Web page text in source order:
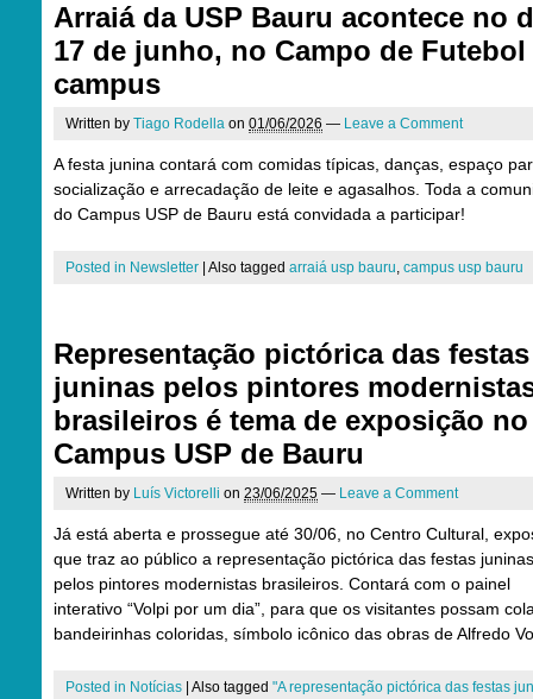
Arraiá da USP Bauru acontece no
17 de junho, no Campo de
campus
Written by Tiago Rodella on 01/06/2026 — Leave a Comment
A festa junina contará com comidas típicas, danças, espaço
socialização e arrecadação de leite e agasalhos. Toda a
do Campus USP de Bauru está convidada a participar!
Posted in Newsletter Also tagged arraiá usp bauru, campus usp bauru
Representação pictórica das festas
juninas pelos pintores
brasileiros é tema de exposição no
Campus USP de Bauru
Written by Luís Victorelli on 23/06/2025 — Leave a Comment
Já está aberta e prossegue até 30/06, no Centro Cultural,
que traz ao público a representação pictórica das festas juninas
pelos pintores modernistas brasileiros. Contará com o painel
interativo “Volpi por um dia”, para que os visitantes possam
bandeirinhas coloridas, símbolo icônico das obras de Alfredo
Posted in Notícias Also tagged "A representação pictórica das festas